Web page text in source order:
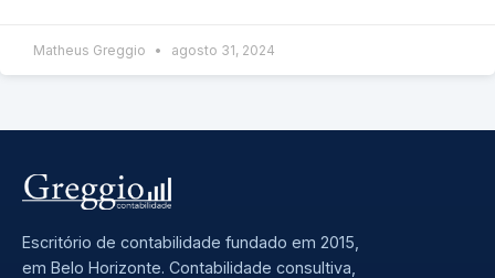
Matheus Greggio agosto 31, 2024
Escritório de contabilidade fundado em 2015,
em Belo Horizonte. Contabilidade consultiva,